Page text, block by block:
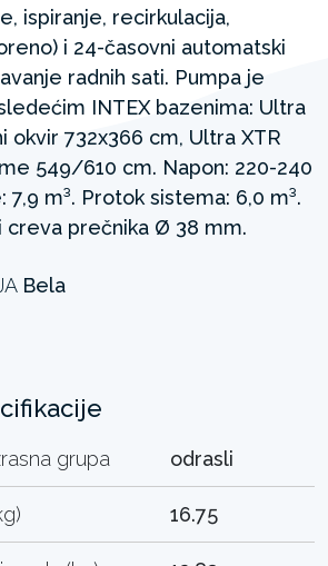
ispiranje, recirkulacija,
i 24-časovni automatski
radnih sati. Pumpa je
INTEX bazenima: Ultra
okvir 732x366 cm, Ultra XTR
549/610 cm. Napon: 220-240
7,9 m³. Protok sistema: 6,0 m³.
creva prečnika Ø 38 mm.
Bela
grupa odrasli
16.75